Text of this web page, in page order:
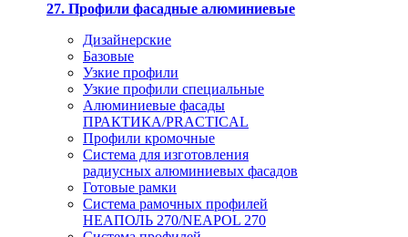
27. Профили фасадные алюминиевые
Дизайнерские
Базовые
Узкие профили
Узкие профили специальные
Алюминиевые фасады
ПРАКТИКА/PRACTICAL
Профили кромочные
Система для изготовления
радиусных алюминиевых фасадов
Готовые рамки
Система рамочных профилей
НЕАПОЛЬ 270/NEAPOL 270